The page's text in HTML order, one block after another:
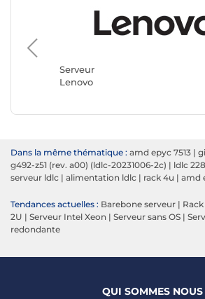
Serveur
Lenovo
Dans la même thématique : amd epyc 7513 |
g492-z51 (rev. a00) (ldlc-20231006-2c) | ldlc
serveur ldlc | alimentation ldlc | rack 4u | amd
Tendances actuelles : Barebone serveur |
2U | Serveur Intel Xeon | Serveur sans OS |
redondante
QUI SOMMES NOUS